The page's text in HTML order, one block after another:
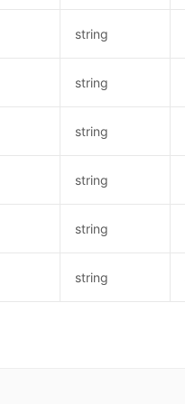
string
string
string
string
string
string